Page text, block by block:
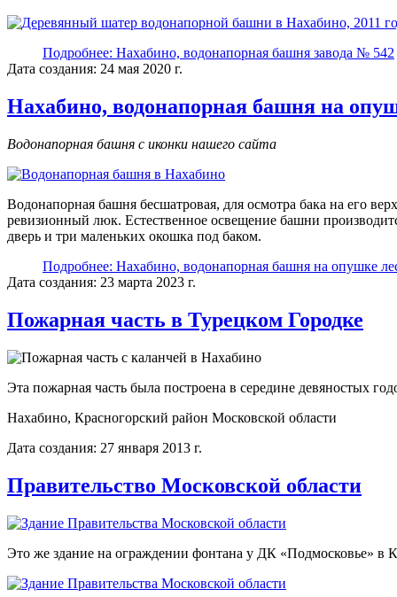
Подробнее: Нахабино, водонапорная башня завода № 542
Дата создания: 24 мая 2020 г.
Нахабино, водонапорная башня на
Водонапорная башня с иконки нашего сайта
Водонапорная башня бесшатровая, для осмотра бака на его
ревизионный люк. Естественное освещение башни
дверь и три маленьких окошка под баком.
Подробнее: Нахабино, водонапорная башня на опушке
Дата создания: 23 марта 2023 г.
Пожарная часть в Турецком Городке
Эта пожарная часть была построена в середине девяностых
Нахабино, Красногорский район Московской области
Дата создания: 27 января 2013 г.
Правительство Московской области
Это же здание на ограждении фонтана у ДК «Подмосковье» в